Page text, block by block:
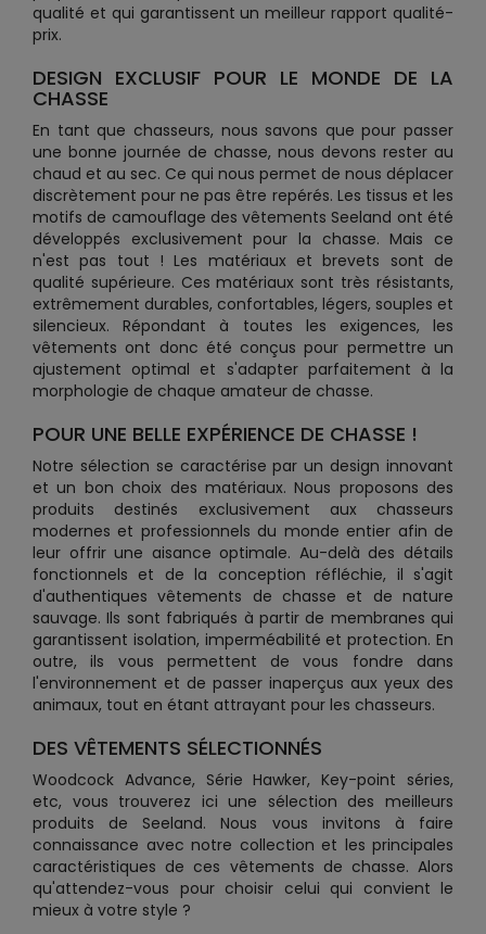
qualité et qui garantissent un meilleur rapport qualité-
prix.
DESIGN EXCLUSIF POUR LE MONDE DE LA
CHASSE
En tant que chasseurs, nous savons que pour passer
une bonne journée de chasse, nous devons rester au
chaud et au sec. Ce qui nous permet de nous déplacer
discrètement pour ne pas être repérés. Les tissus et les
motifs de camouflage des vêtements Seeland ont été
développés exclusivement pour la chasse. Mais ce
n'est pas tout ! Les matériaux et brevets sont de
qualité supérieure. Ces matériaux sont très résistants,
extrêmement durables, confortables, légers, souples et
silencieux. Répondant à toutes les exigences, les
vêtements ont donc été conçus pour permettre un
ajustement optimal et s'adapter parfaitement à la
morphologie de chaque amateur de chasse.
POUR UNE BELLE EXPÉRIENCE DE CHASSE !
Notre sélection se caractérise par un design innovant
et un bon choix des matériaux. Nous proposons des
produits destinés exclusivement aux chasseurs
modernes et professionnels du monde entier afin de
leur offrir une aisance optimale. Au-delà des détails
fonctionnels et de la conception réfléchie, il s'agit
d'authentiques vêtements de chasse et de nature
sauvage. Ils sont fabriqués à partir de membranes qui
garantissent isolation, imperméabilité et protection. En
outre, ils vous permettent de vous fondre dans
l'environnement et de passer inaperçus aux yeux des
animaux, tout en étant attrayant pour les chasseurs.
DES VÊTEMENTS SÉLECTIONNÉS
Woodcock Advance, Série Hawker, Key-point séries,
etc, vous trouverez ici une sélection des meilleurs
produits de Seeland. Nous vous invitons à faire
connaissance avec notre collection et les principales
caractéristiques de ces vêtements de chasse. Alors
qu'attendez-vous pour choisir celui qui convient le
mieux à votre style ?